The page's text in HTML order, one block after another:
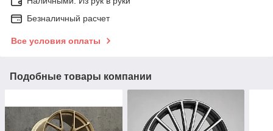
Безналичный расчет
Все условия оплаты
Подобные товары компании